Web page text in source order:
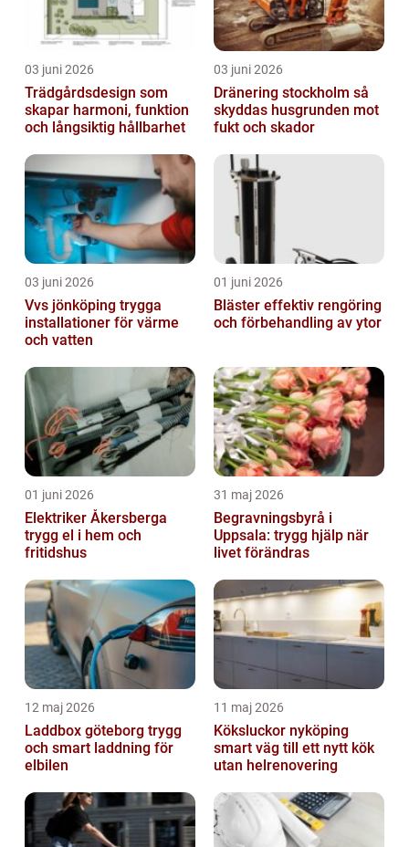
03 juni 2026
Trädgårdsdesign som
skapar harmoni, funktion
och långsiktig hållbarhet
03 juni 2026
Dränering stockholm så
skyddas husgrunden mot
fukt och skador
03 juni 2026
Vvs jönköping trygga
installationer för värme
och vatten
01 juni 2026
Bläster effektiv rengöring
och förbehandling av ytor
01 juni 2026
Elektriker Åkersberga
trygg el i hem och
fritidshus
31 maj 2026
Begravningsbyrå i
Uppsala: trygg hjälp när
livet förändras
12 maj 2026
Laddbox göteborg trygg
och smart laddning för
elbilen
11 maj 2026
Köksluckor nyköping
smart väg till ett nytt kök
utan helrenovering